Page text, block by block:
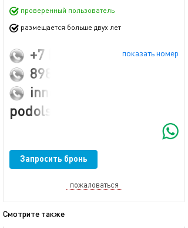
проверенный пользователь
размещается больше двух лет
показать номер
+7 (985) 444-65-44
89859989744
inndays-
podolsk@mail.ru
Запросить бронь
пожаловаться
Смотрите также